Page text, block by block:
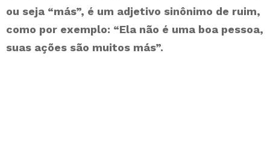
ou seja “más”, é um adjetivo sinônimo de ruim,
como por exemplo: “Ela não é uma boa pessoa,
suas ações são muitos más”.